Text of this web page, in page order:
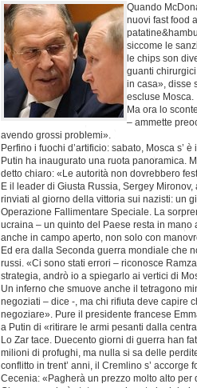
Quando
nuovi fast food
siccome le
le chips son
guanti
in casa», disse
escluse Mosca.
Ma ora lo
– ammette
avendo grossi problemi».
Perfino i fuochi d’artificio: sabato, Mosca s’
Putin ha inaugurato una ruota panoramica.
detto chiaro: «Le autorità non dovrebbero
E il leader di Giusta Russia, Sergey
rinviati al giorno della vittoria sui nazisti: un
Operazione Fallimentare Speciale. La
ucraina – un quinto del Paese resta in mano
anche in campo aperto, non solo con
Ed era dalla Seconda guerra mondiale che
russi. «Ci sono stati errori – riconosce
strategia, andrò io a spiegarlo ai vertici di
Un inferno che smuove anche il tetragono
negoziati – dice -, ma chi rifiuta deve capire
negoziare». Pure il presidente francese
a Putin di «ritirare le armi pesanti dalla
Lo Zar tace. Duecento giorni di guerra han
milioni di profughi, ma nulla si sa delle
conflitto in trent’ anni, il Cremlino s’ accorge
Cecenia: «Pagherà un prezzo molto alto